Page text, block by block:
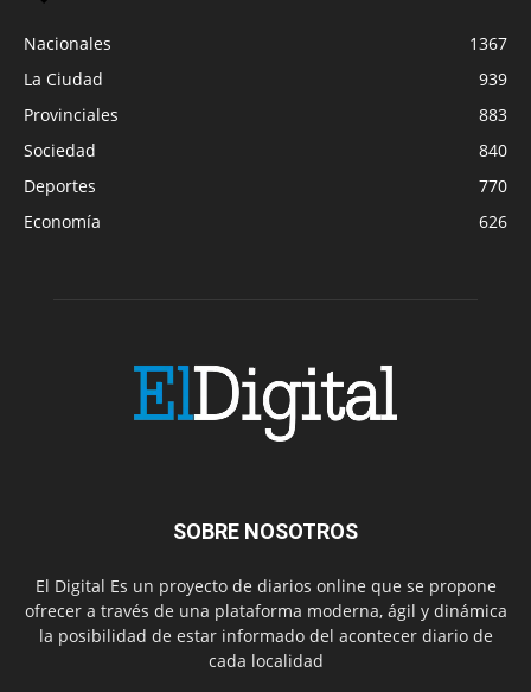
Nacionales
1367
La Ciudad
939
Provinciales
883
Sociedad
840
Deportes
770
Economía
626
SOBRE NOSOTROS
El Digital Es un proyecto de diarios online que se propone
ofrecer a través de una plataforma moderna, ágil y dinámica
la posibilidad de estar informado del acontecer diario de
cada localidad